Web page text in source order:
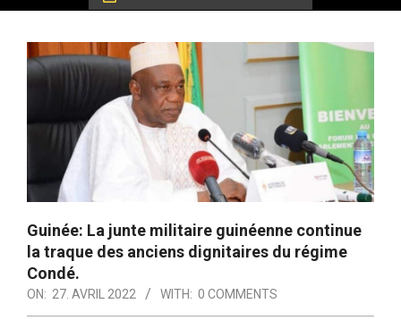
Guinée: La junte militaire guinéenne continue
la traque des anciens dignitaires du régime
Condé.
ON: 27. AVRIL 2022 WITH: 0 COMMENTS